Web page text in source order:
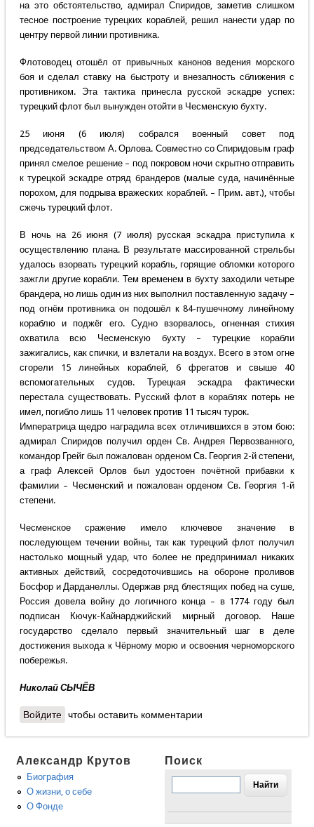
на это обстоятельство, адмирал Спиридов, заметив слишком
тесное построение турецких кораблей, решил нанести удар по
центру первой линии противника.
Флотоводец отошёл от привычных канонов ведения морского
боя и сделал ставку на быстроту и внезапность сближения с
противником. Эта тактика принесла русской эскадре успех:
турецкий флот был вынужден отойти в Чесменскую бухту.
25 июня (6 июля) собрался военный совет под
председательством А. Орлова. Совместно со Спиридовым граф
принял смелое решение – под покровом ночи скрытно отправить
к турецкой эскадре отряд брандеров (малые суда, начинённые
порохом, для подрыва вражеских кораблей. – Прим. авт.), чтобы
сжечь турецкий флот.
В ночь на 26 июня (7 июля) русская эскадра приступила к
осуществлению плана. В результате массированной стрельбы
удалось взорвать турецкий корабль, горящие обломки которого
зажгли другие корабли. Тем временем в бухту заходили четыре
брандера, но лишь один из них выполнил поставленную задачу –
под огнём противника он подошёл к 84-пушечному линейному
кораблю и поджёг его. Судно взорвалось, огненная стихия
охватила всю Чесменскую бухту – турецкие корабли
зажигались, как спички, и взлетали на воздух. Всего в этом огне
сгорели 15 линейных кораблей, 6 фрегатов и свыше 40
вспомогательных судов. Турецкая эскадра фактически
перестала существовать. Русский флот в кораблях потерь не
имел, погибло лишь 11 человек против 11 тысяч турок.
Императрица щедро наградила всех отличившихся в этом бою:
адмирал Спиридов получил орден Св. Андрея Первозванного,
командор Грейг был пожалован орденом Св. Георгия 2-й степени,
а граф Алексей Орлов был удостоен почётной прибавки к
фамилии – Чесменский и пожалован орденом Св. Георгия 1-й
степени.
Чесменское сражение имело ключевое значение в
последующем течении войны, так как турецкий флот получил
настолько мощный удар, что более не предпринимал никаких
активных действий, сосредоточившись на обороне проливов
Босфор и Дарданеллы. Одержав ряд блестящих побед на суше,
Россия довела войну до логичного конца – в 1774 году был
подписан Кючук-Кайнарджийский мирный договор. Наше
государство сделало первый значительный шаг в деле
достижения выхода к Чёрному морю и освоения черноморского
побережья.
Николай СЫЧЁВ
Войдите чтобы оставить комментарии
Александр Крутов
Биография
О жизни, о себе
О Фонде
Поиск